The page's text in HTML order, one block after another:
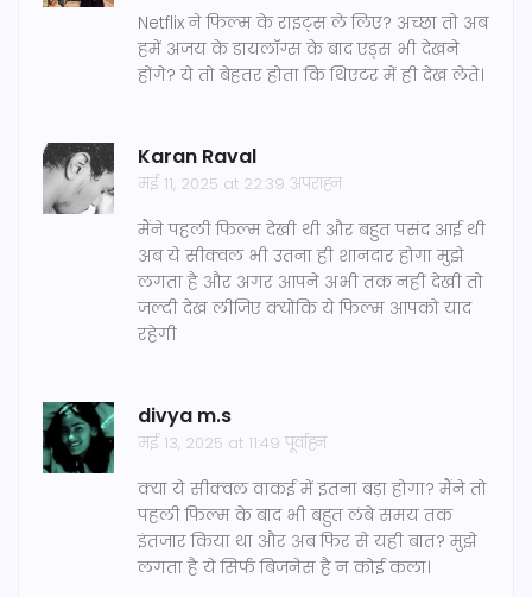
Netflix ने फिल्म के राइट्स ले लिए? अच्छा तो अब
हमें अजय के डायलॉग्स के बाद एड्स भी देखने
होंगे? ये तो बेहतर होता कि थिएटर में ही देख लेते।
Karan Raval
मई 11, 2025 at 22:39 अपराह्न
मैंने पहली फिल्म देखी थी और बहुत पसंद आई थी
अब ये सीक्वल भी उतना ही शानदार होगा मुझे
लगता है और अगर आपने अभी तक नहीं देखी तो
जल्दी देख लीजिए क्योंकि ये फिल्म आपको याद
रहेगी
divya m.s
मई 13, 2025 at 11:49 पूर्वाह्न
क्या ये सीक्वल वाकई में इतना बड़ा होगा? मैंने तो
पहली फिल्म के बाद भी बहुत लंबे समय तक
इंतजार किया था और अब फिर से यही बात? मुझे
लगता है ये सिर्फ बिजनेस है न कोई कला।